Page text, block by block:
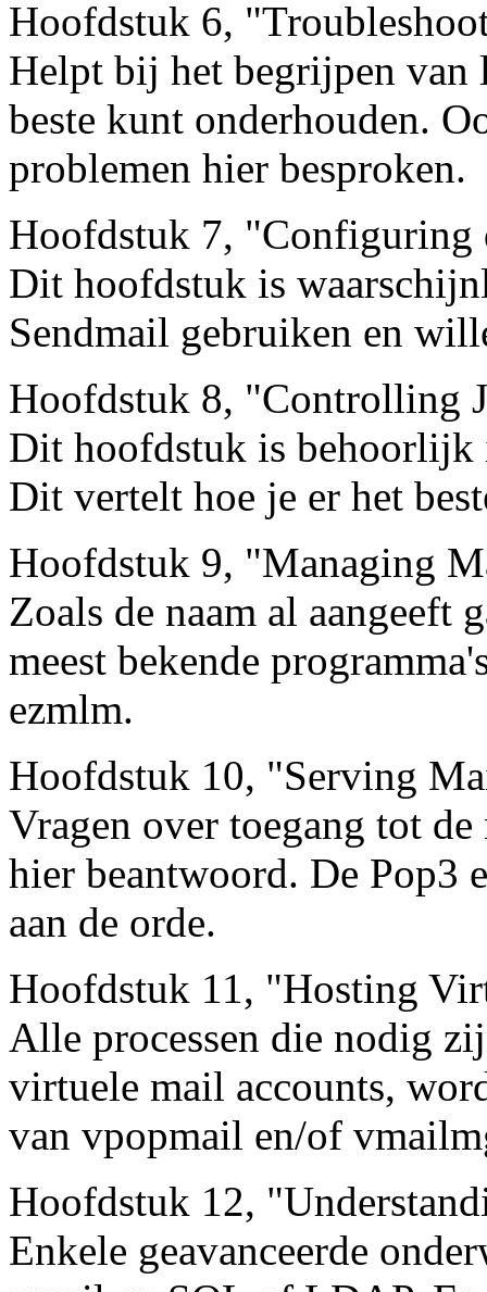
Hoofdstuk 6,
Helpt bij het begrijpen van
beste kunt onderhouden.
problemen hier besproken.
Hoofdstuk 7, "Configuring
Dit hoofdstuk is
Sendmail gebruiken en
Hoofdstuk 8, "Controlling
Dit hoofdstuk is behoorlijk
Dit vertelt hoe je er het
Hoofdstuk 9, "Managing
Zoals de naam al aangeeft
meest bekende
ezmlm.
Hoofdstuk 10, "Serving
Vragen over toegang tot
hier beantwoord. De Pop3
aan de orde.
Hoofdstuk 11, "Hosting
Alle processen die nodig
virtuele mail accounts,
van vpopmail en/of
Hoofdstuk 12,
Enkele geavanceerde